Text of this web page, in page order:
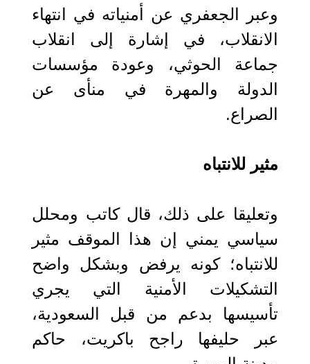
وعبر الجعفري عن أمنياته في انتهاء
الانقلاب، في إشارة إلى انقلاب
جماعة الحوثي، وعودة مؤسسات
الدولة والمهرة في منأى عن
الصراع.
مثير للانتباه
وتعليقا على ذلك، قال كاتب ومحلل
سياسي يمني إن هذا الموقف مثير
للانتباه؛ كونه يرفض وبشكل واضح
التشكيلات الأمنية التي يجري
تأسيسها بدعم من قبل السعودية،
عبر حليفها راجح باكريت، حاكم